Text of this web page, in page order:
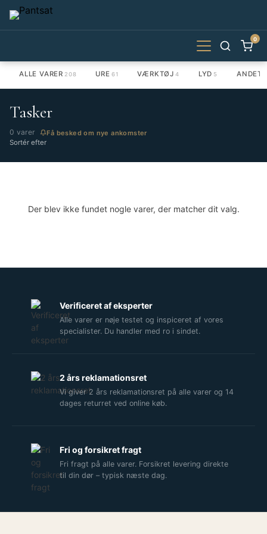
0
ALLE VARER 208 URE 61 VÆRKTØJ 4 LYD 5 ANDET
Tasker
0 varer
Få besked om nye ankomster
Sortér efter
Der blev ikke fundet nogle varer, der matcher dit valg.
Verificeret af eksperter
Alle varer er nøje testet og inspiceret af vores
specialister. Du handler med ro i sindet.
2 års reklamationsret
Vi giver 2 års reklamationsret på alle varer og 14
dages returret ved online køb.
Fri og forsikret fragt
Fri fragt på alle varer. Forsikret levering direkte
til din dør – typisk næste dag.